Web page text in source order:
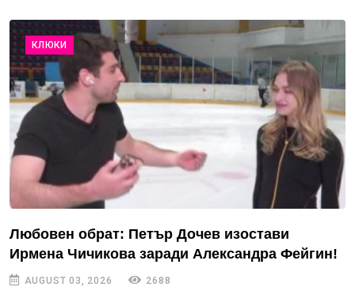
КЛЮКИ
Любовен обрат: Петър Дочев изостави
Ирмена Чичикова заради Александра Фейгин!
AUGUST 03, 2026 2688